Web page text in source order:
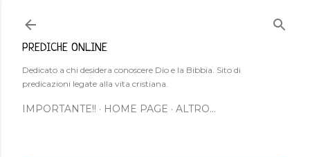
PREDICHE ONLINE
Dedicato a chi desidera conoscere Dio e la Bibbia. Sito di
predicazioni legate alla vita cristiana.
IMPORTANTE!! HOME PAGE ALTRO…